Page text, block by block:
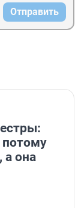
Отправить
а она